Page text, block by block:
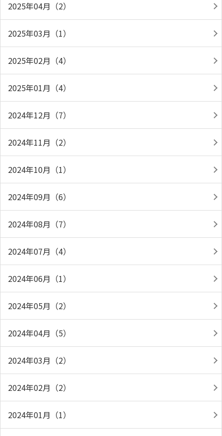
2025年04月（2）
2025年03月（1）
2025年02月（4）
2025年01月（4）
2024年12月（7）
2024年11月（2）
2024年10月（1）
2024年09月（6）
2024年08月（7）
2024年07月（4）
2024年06月（1）
2024年05月（2）
2024年04月（5）
2024年03月（2）
2024年02月（2）
2024年01月（1）